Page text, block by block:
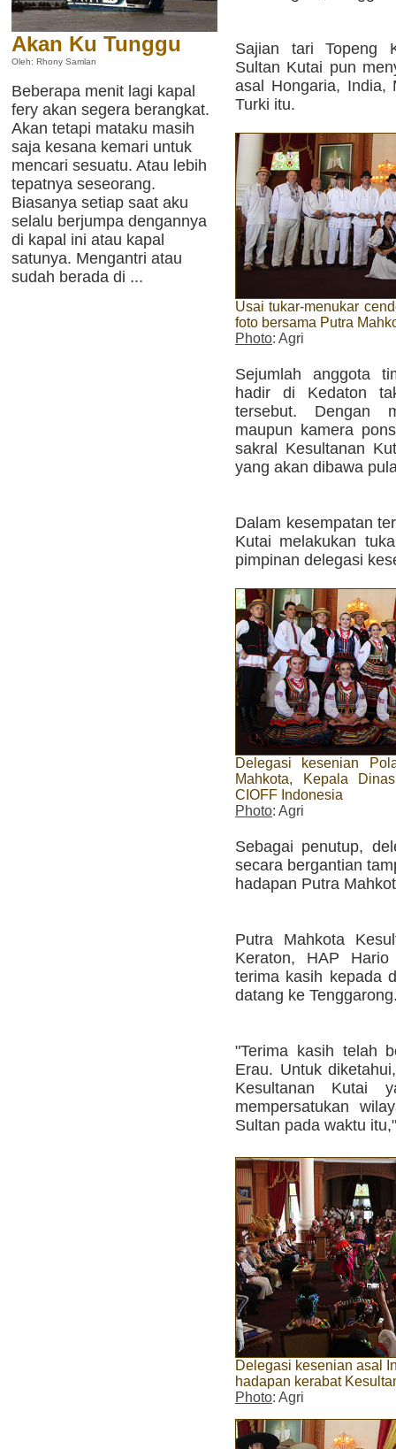
Akan Ku Tunggu
Oleh: Rhony Samlan
Beberapa menit lagi kapal
fery akan segera berangkat.
Akan tetapi mataku masih
saja kesana kemari untuk
mencari sesuatu. Atau lebih
tepatnya seseorang.
Biasanya setiap saat aku
selalu berjumpa dengannya
di kapal ini atau kapal
satunya. Mengantri atau
sudah berada di ...
Sajian tari Topeng
Sultan Kutai pun
asal Hongaria, India,
Turki itu.
Usai tukar-menukar
foto bersama Putra
Photo: Agri
Sejumlah anggota
hadir di Kedaton
tersebut. Dengan
maupun kamera
sakral Kesultanan
yang akan dibawa
Dalam kesempatan
Kutai melakukan
pimpinan delegasi
Delegasi kesenian
Mahkota, Kepala
CIOFF Indonesia
Photo: Agri
Sebagai penutup,
secara bergantian
hadapan Putra
Putra Mahkota
Keraton, HAP Hario
terima kasih kepada
datang ke
"Terima kasih telah
Erau. Untuk
Kesultanan Kutai
mempersatukan
Sultan pada waktu
Delegasi kesenian asal
hadapan kerabat
Photo: Agri